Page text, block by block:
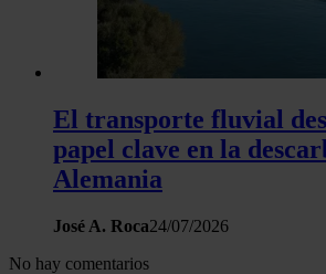
El transporte fluvial
papel clave en la
Alemania
José A. Roca24/07/2026
No hay comentarios